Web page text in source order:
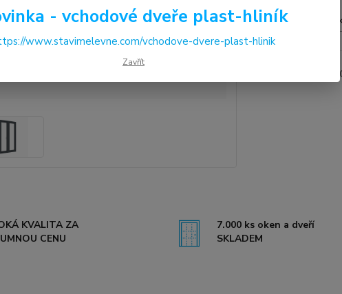
12 990 Kč
bez
KVALITA ZA
CENU
7.000 ks oken a dveří
SKLADEM
- vchodové dveře plast-hliník
www.stavimelevne.com/vchodove-dvere-plast-hlinik
Zavřít